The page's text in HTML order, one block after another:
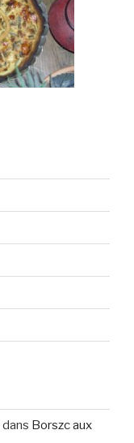
dans Borszc aux